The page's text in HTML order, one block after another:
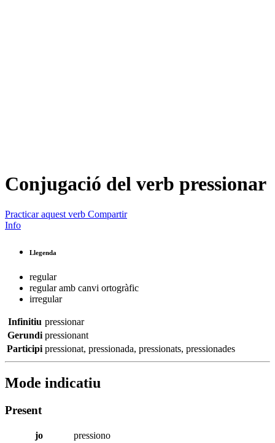
Conjugació del verb pressionar
Practicar aquest verb Compartir
Info
Llegenda
regular
regular amb canvi ortogràfic
irregular
Infinitiu pressionar
Gerundi pressionant
Participi pressionat, pressionada, pressionats, pressionades
Mode indicatiu
Present
jo
pressiono